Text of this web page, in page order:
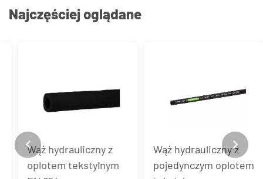
Najczęściej oglądane
Wąż hydrauliczny z
oplotem tekstylnym
Wąż hydrauliczny z
pojedynczym oplotem